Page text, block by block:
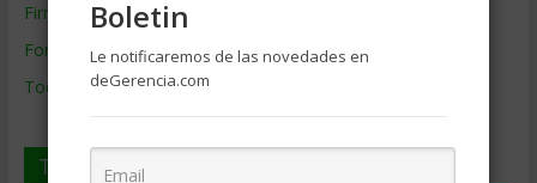
Firmas de Gerencia
Formación de Gerencia
Todos los Temas
Temas de Gerencia
Boletin
Le notificaremos de las novedades en
deGerencia.com